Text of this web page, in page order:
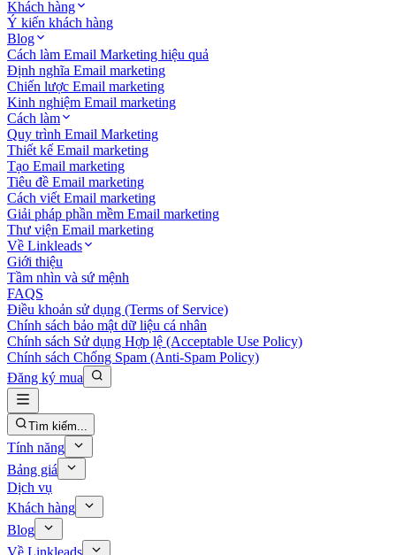
Khách hàng
Ý kiến khách hàng
Blog
Cách làm Email Marketing hiệu quả
Định nghĩa Email marketing
Chiến lược Email marketing
Kinh nghiệm Email marketing
Cách làm
Quy trình Email Marketing
Thiết kế Email marketing
Tạo Email marketing
Tiêu đề Email marketing
Cách viết Email marketing
Giải pháp phần mềm Email marketing
Thư viện Email marketing
Về Linkleads
Giới thiệu
Tầm nhìn và sứ mệnh
FAQS
Điều khoản sử dụng (Terms of Service)
Chính sách bảo mật dữ liệu cá nhân
Chính sách Sử dụng Hợp lệ (Acceptable Use Policy)
Chính sách Chống Spam (Anti-Spam Policy)
Đăng ký mua
Tìm kiếm...
Tính năng
Bảng giá
Dịch vụ
Khách hàng
Blog
Về Linkleads